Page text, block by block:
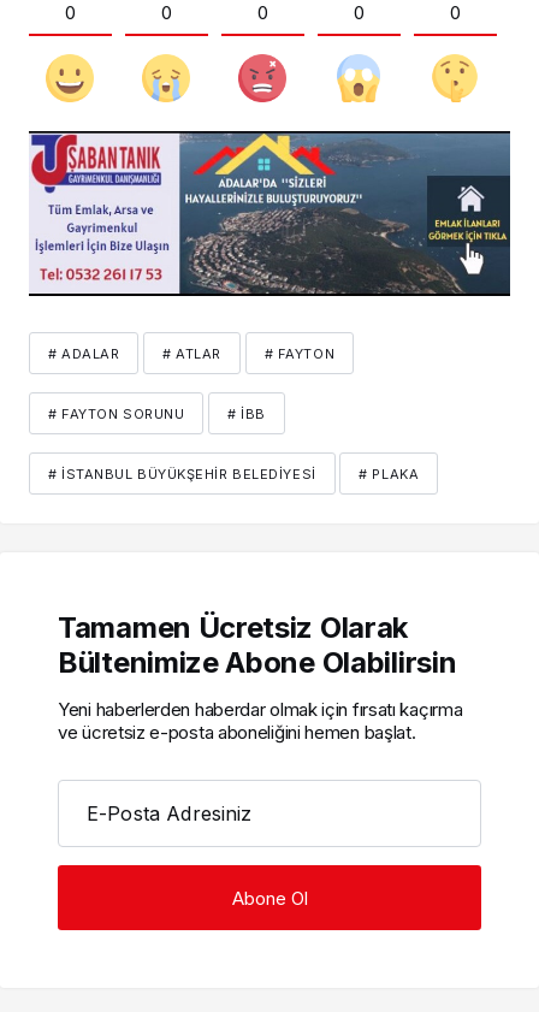
0 0 0 0 0
# ADALAR # ATLAR # FAYTON
# FAYTON SORUNU # İBB
# İSTANBUL BÜYÜKŞEHIR BELEDIYESI # PLAKA
Tamamen Ücretsiz Olarak
Bültenimize Abone Olabilirsin
Yeni haberlerden haberdar olmak için fırsatı kaçırma
ve ücretsiz e-posta aboneliğini hemen başlat.
E-Posta Adresiniz